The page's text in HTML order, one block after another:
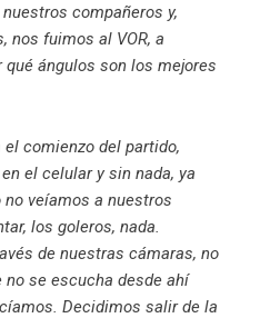
compañeros y,
nos fuimos al VOR, a
ángulos son los mejores
comienzo del partido,
el celular y sin nada, ya
veíamos a nuestros
los goleros, nada.
de nuestras cámaras, no
se escucha desde ahí
Decidimos salir de la